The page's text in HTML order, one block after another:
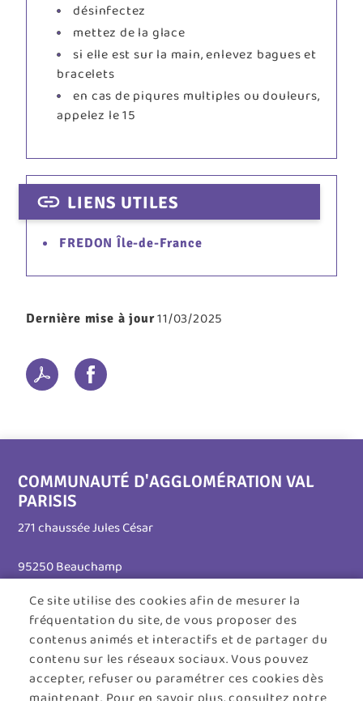
désinfectez
mettez de la glace
si elle est sur la main, enlevez bagues et
bracelets
en cas de piqures multiples ou douleurs,
appelez le 15
LIENS UTILES
FREDON Île-de-France
Dernière mise à jour11/03/2025
Ce site utilise des cookies afin de mesurer la
fréquentation du site, de vous proposer des
contenus animés et interactifs et de partager du
contenu sur les réseaux sociaux. Vous pouvez
accepter, refuser ou paramétrer ces cookies dès
COMMUNAUTÉ D'AGGLOMÉRATION VAL
PARISIS
271 chaussée Jules César
95250 Beauchamp
Tél. 01 30 26 39 41
Horaires d'ouverture :
Lundi au jeudi : 8h30 - 12h30 / 13h30 - 17h45